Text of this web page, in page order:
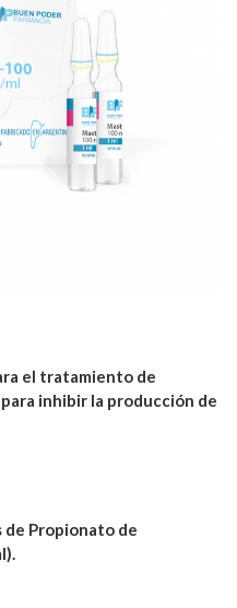
el tratamiento de
inhibir la producción de
de Propionato de